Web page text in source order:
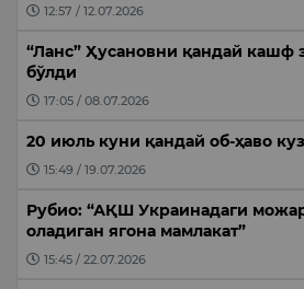
12:57 / 12.07.2026
“Ланс” Ҳусановни қандай кашф
бўлди
17:05 / 08.07.2026
20 июль куни қандай об-ҳаво
15:49 / 19.07.2026
Рубио: “АҚШ Украинадаги
оладиган ягона мамлакат”
15:45 / 22.07.2026